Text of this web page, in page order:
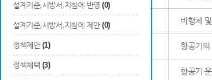
설계기준,시방서,지침에 반영 (0)
설계기준,시방서,지침에 제안 (0)
정책제안 (1)
정책채택 (3)
2 대한민국 비행체
3 항공기의
4 항공기